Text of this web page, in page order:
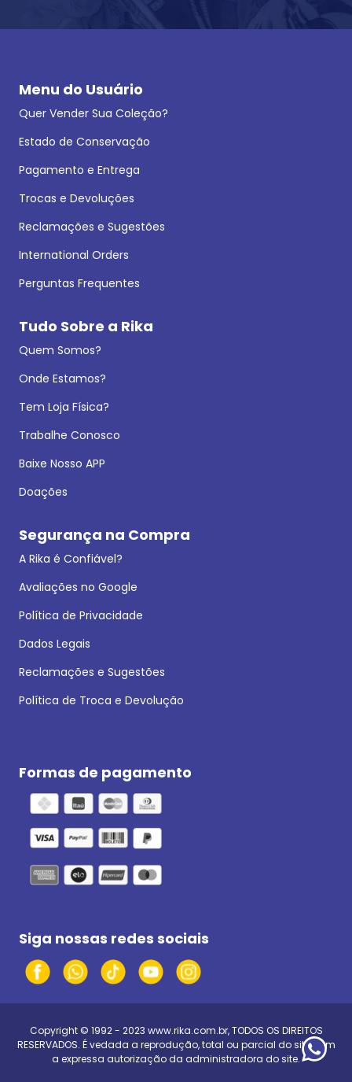
Menu do Usuário
Quer Vender Sua Coleção?
Estado de Conservação
Pagamento e Entrega
Trocas e Devoluções
Reclamações e Sugestões
International Orders
Perguntas Frequentes
Tudo Sobre a Rika
Quem Somos?
Onde Estamos?
Tem Loja Física?
Trabalhe Conosco
Baixe Nosso APP
Doações
Segurança na Compra
A Rika é Confiável?
Avaliações no Google
Política de Privacidade
Dados Legais
Reclamações e Sugestões
Política de Troca e Devolução
Formas de pagamento
Siga nossas redes sociais
Copyright © 1992 - 2023 www.rika.com.br, TODOS OS DIREITOS
RESERVADOS. É vedada a reprodução, total ou parcial do site, sem
a expressa autorização da administradora do site.